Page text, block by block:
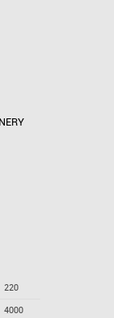
220
4000